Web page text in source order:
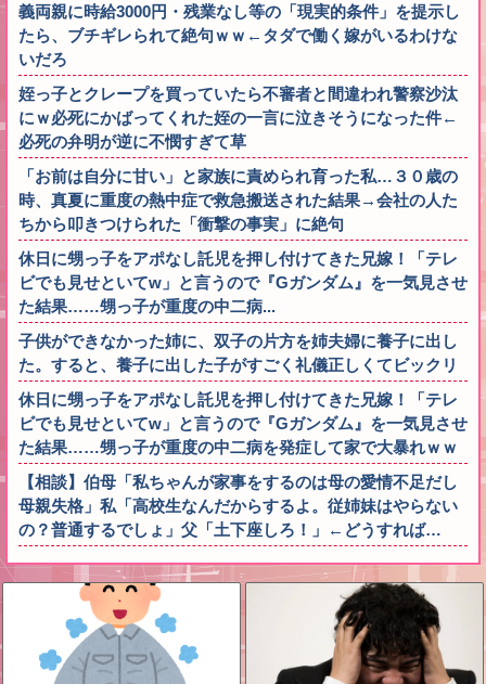
義両親に時給3000円・残業なし等の「現実的条件」を提示し
たら、ブチギレられて絶句ｗｗ←タダで働く嫁がいるわけな
いだろ
姪っ子とクレープを買っていたら不審者と間違われ警察沙汰
にｗ必死にかばってくれた姪の一言に泣きそうになった件←
必死の弁明が逆に不憫すぎて草
「お前は自分に甘い」と家族に責められ育った私…３０歳の
時、真夏に重度の熱中症で救急搬送された結果→会社の人た
ちから叩きつけられた「衝撃の事実」に絶句
休日に甥っ子をアポなし託児を押し付けてきた兄嫁！「テレ
ビでも見せといてw」と言うので『Gガンダム』を一気見させ
た結果……甥っ子が重度の中二病...
子供ができなかった姉に、双子の片方を姉夫婦に養子に出し
た。すると、養子に出した子がすごく礼儀正しくてビックリ
休日に甥っ子をアポなし託児を押し付けてきた兄嫁！「テレ
ビでも見せといてw」と言うので『Gガンダム』を一気見させ
た結果……甥っ子が重度の中二病を発症して家で大暴れｗｗ
【相談】伯母「私ちゃんが家事をするのは母の愛情不足だし
母親失格」私「高校生なんだからするよ。従姉妹はやらない
の？普通するでしょ」父「土下座しろ！」←どうすれば…